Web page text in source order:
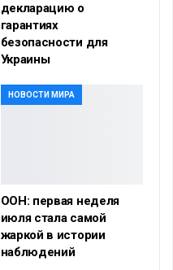
декларацию о
гарантиях
безопасности для
Украины
НОВОСТИ МИРА
ООН: первая неделя
июля стала самой
жаркой в истории
наблюдений